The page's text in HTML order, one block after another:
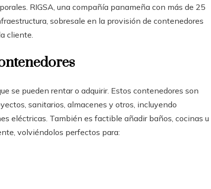
RIGSA, una compañía panameña con más de 25
sobresale en la provisión de contenedores
cliente.
se pueden rentar o adquirir. Estos contenedores son
sanitarios, almacenes y otros, incluyendo
eléctricas. También es factible añadir baños, cocinas u
volviéndolos perfectos para: